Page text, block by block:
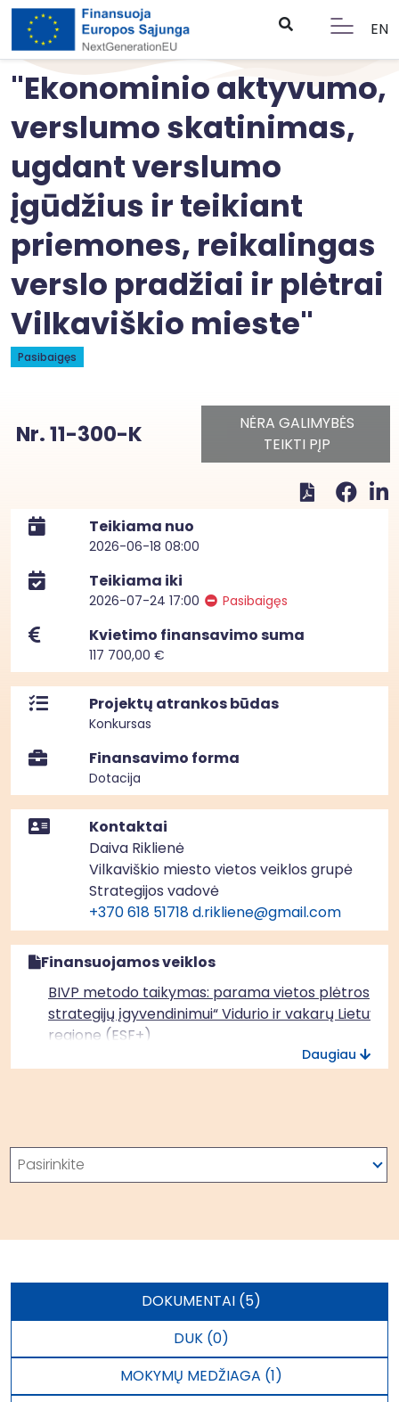
EN
"Ekonominio aktyvumo,
verslumo skatinimas,
ugdant verslumo
įgūdžius ir teikiant
priemones, reikalingas
verslo pradžiai ir plėtrai
Vilkaviškio mieste"
Pasibaigęs
Nr. 11-300-K
NĖRA GALIMYBĖS
TEIKTI PĮP
Teikiama nuo
2026-06-18 08:00
Teikiama iki
2026-07-24 17:00 Pasibaigęs
Kvietimo finansavimo suma
117 700,00 €
Projektų atrankos būdas
Konkursas
Finansavimo forma
Dotacija
Kontaktai
Daiva Riklienė
Vilkaviškio miesto vietos veiklos grupė
Strategijos vadovė
+370 618 51718d.rikliene@gmail.com
Finansuojamos veiklos
BIVP metodo taikymas: parama vietos plėtros
strategijų įgyvendinimui“ Vidurio ir vakarų Lietuvos
regione (ESF+)
Daugiau
Paieška
Pasirinkite
DOKUMENTAI (5)
DUK (0)
MOKYMŲ MEDŽIAGA (1)